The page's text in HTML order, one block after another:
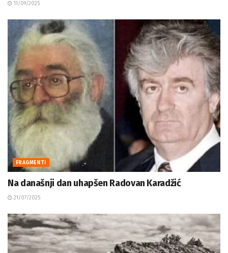
11/09/2025
FRAGMENTI
Na današnji dan uhapšen Radovan Karadžić
21/07/2025